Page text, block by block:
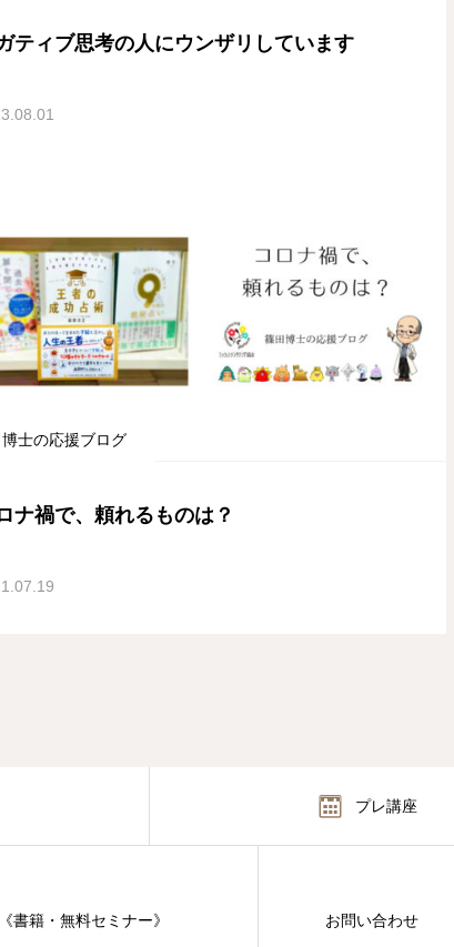
ティブ思考の人にウンザリしています
博士の応援ブログ
ナ禍で、頼れるものは？
プレ講座
《書籍・無料セミナー》 お問い合わせ